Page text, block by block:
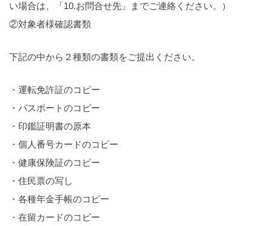
い場合は、「10.お問合せ先」までご連絡ください。）
②対象者様確認書類
下記の中から２種類の書類をご提出ください。
・運転免許証のコピー
・パスポートのコピー
・印鑑証明書の原本
・個人番号カードのコピー
・健康保険証のコピー
・住民票の写し
・各種年金手帳のコピー
・在留カードのコピー